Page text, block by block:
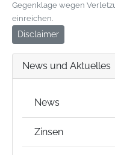
Gegenklage wegen
einreichen.
Disclaimer
News und Aktuelles
News
Zinsen